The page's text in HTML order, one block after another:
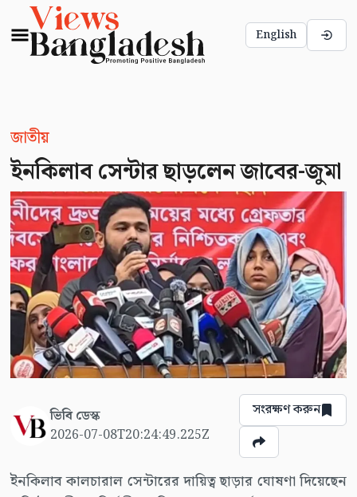
English
জাতীয়
ইনকিলাব সেন্টার ছাড়লেন জাবের-জুমা
ভিবি ডেস্ক
2026-07-08T20:24:49.225Z
সংরক্ষণ করুন
ইনকিলাব কালচারাল সেন্টারের দায়িত্ব ছাড়ার ঘোষণা দিয়েছেন